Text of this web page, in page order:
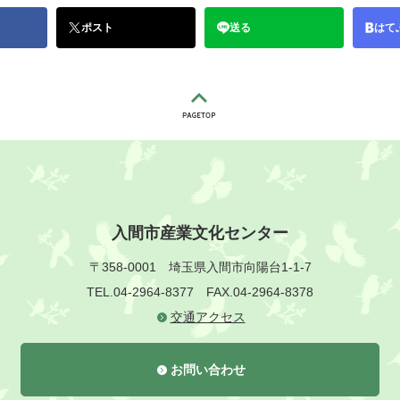
ポスト 送る はて
入間市産業文化センター
〒358-0001 埼玉県入間市向陽台1-1-7
TEL.04-2964-8377 FAX.04-2964-8378
交通アクセス
お問い合わせ